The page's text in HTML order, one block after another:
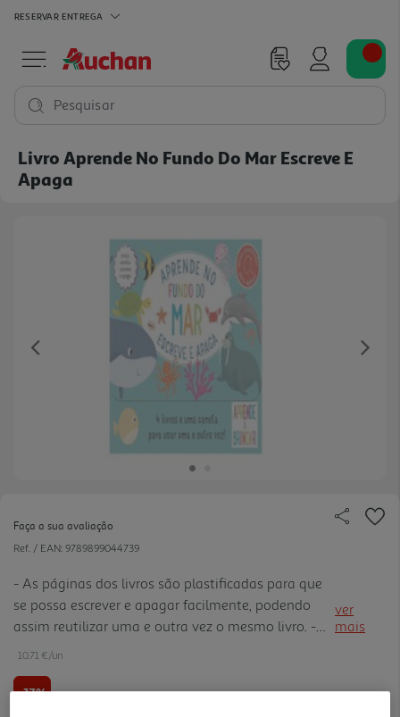
RESERVAR ENTREGA
Pesquisar
Livro Aprende No Fundo Do Mar Escreve E
Apaga
Previous
Faça a sua avaliação
Ref. / EAN: 9789899044739
- As páginas dos livros são plastificadas para que
se possa escrever e apagar facilmente, podendo
assim reutilizar uma e outra vez o mesmo livro. -
Atividades que ajudam a melhorar a coordenação
numéricas, controlo da caneta e resolução de
ver
mais
10.71 €/un
-17%